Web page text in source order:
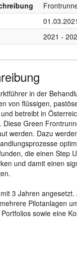
01.03.2021
2021 -
in der
von flüssigen,
betreibt in
Diese Green
werden. Dazu
die einen Step
und damit einen
3 Jahren
Pilotanlagen
sowie eine